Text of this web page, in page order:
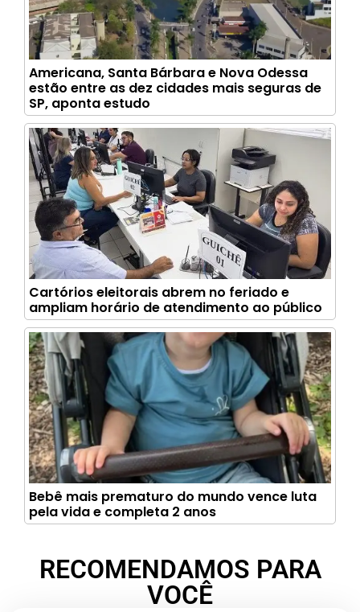
Americana, Santa Bárbara e Nova Odessa
estão entre as dez cidades mais seguras de
SP, aponta estudo
Cartórios eleitorais abrem no feriado e
ampliam horário de atendimento ao público
Bebê mais prematuro do mundo vence luta
pela vida e completa 2 anos
RECOMENDAMOS PARA
VOCÊ